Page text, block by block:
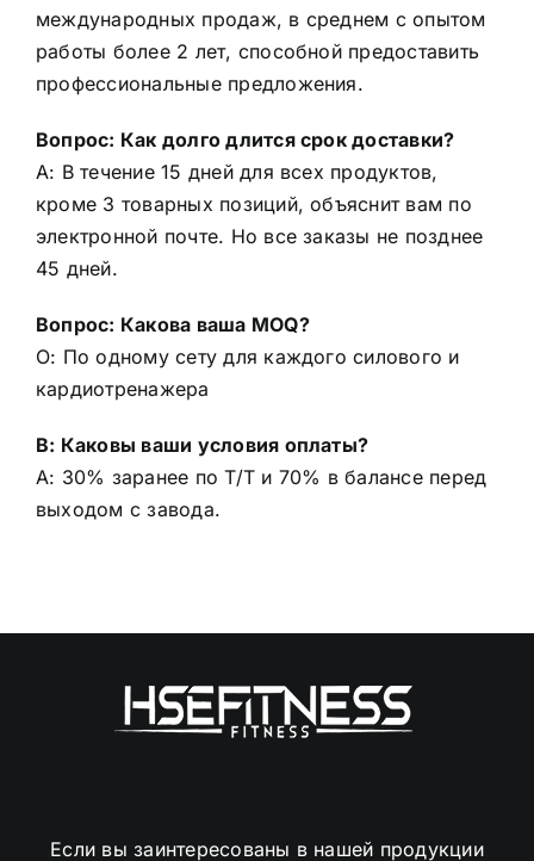
международных продаж, в среднем с опытом
работы более 2 лет, способной предоставить
профессиональные предложения.
Вопрос: Как долго длится срок доставки?
A: В течение 15 дней для всех продуктов,
кроме 3 товарных позиций, объяснит вам по
электронной почте. Но все заказы не позднее
45 дней.
Вопрос: Какова ваша MOQ?
О: По одному сету для каждого силового и
кардиотренажера
В: Каковы ваши условия оплаты?
A: 30% заранее по T/T и 70% в балансе перед
выходом с завода.
Если вы заинтересованы в нашей продукции